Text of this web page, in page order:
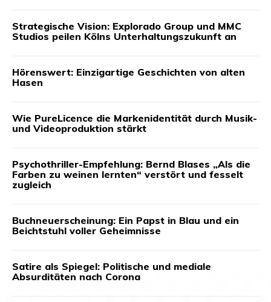
Strategische Vision: Explorado Group und MMC
Studios peilen Kölns Unterhaltungszukunft an
Hörenswert: Einzigartige Geschichten von alten
Hasen
Wie PureLicence die Markenidentität durch Musik-
und Videoproduktion stärkt
Psychothriller-Empfehlung: Bernd Blases „Als die
Farben zu weinen lernten“ verstört und fesselt
zugleich
Buchneuerscheinung: Ein Papst in Blau und ein
Beichtstuhl voller Geheimnisse
Satire als Spiegel: Politische und mediale
Absurditäten nach Corona